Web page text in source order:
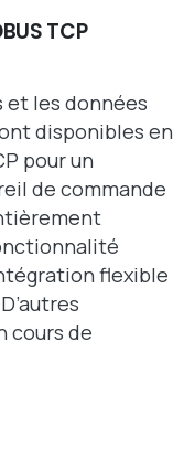
TCP
et les données
disponibles en
pour un
de commande
flexible
cours de